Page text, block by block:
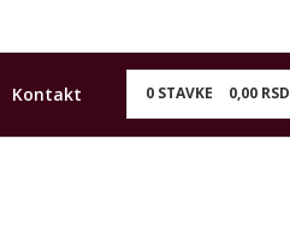
0 STAVKE 0,00 RSD
Kontakt